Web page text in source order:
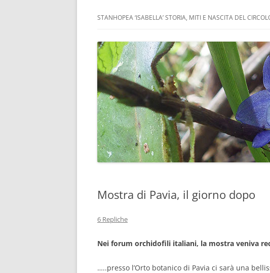
LA SERRA DI GUIDO
STANHOPEA ‘ISABELLA’ STORIA, MITI E NASCITA DEL
Mostra di Pavia, il giorno dopo
6 Repliche
Nei forum orchidofili italiani, la mostra veniva
…..presso l’Orto botanico di Pavia ci sarà una